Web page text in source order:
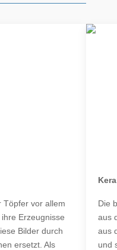
Töpfer vor allem
Erzeugnisse
Bilder durch
ersetzt. Als
Die
aus
aus
und